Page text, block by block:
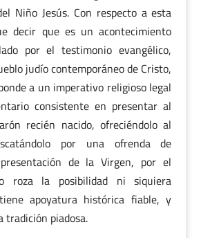
Niño Jesús. Con respecto a esta
decir que es un acontecimiento
por el testimonio evangélico,
judío contemporáneo de Cristo,
a un imperativo religioso legal
consistente en presentar al
recién nacido, ofreciéndolo al
por una ofrenda de
de la Virgen, por el
roza la posibilidad ni siquiera
apoyatura histórica fiable, y
tradición piadosa.